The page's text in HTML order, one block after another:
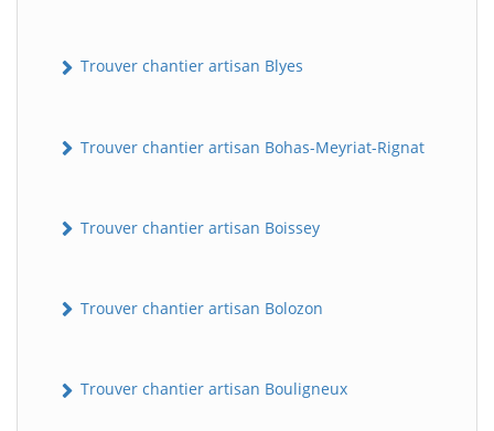
Trouver chantier artisan Blyes
Trouver chantier artisan Bohas-Meyriat-Rignat
Trouver chantier artisan Boissey
Trouver chantier artisan Bolozon
Trouver chantier artisan Bouligneux